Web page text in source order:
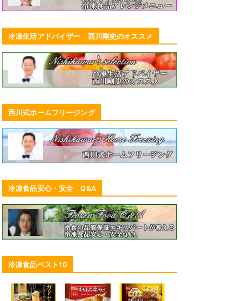
THE PASTA あさりとわかめの和風
白だし」、『大盛り』は迫力パッケ
ージに
冷凍生活アドバイザー 西川剛史のオススメ
西川式ホームフリージング
冷凍食品安心・安全 Q&A
冷凍食品ベスト10